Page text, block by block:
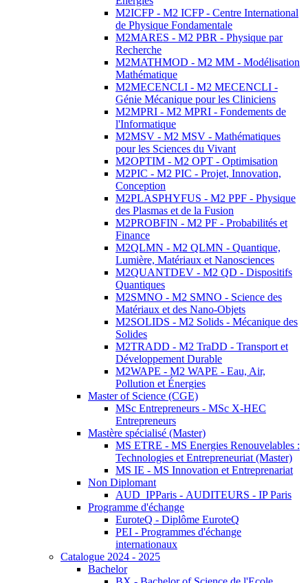
M2ICFP - M2 ICFP - Centre International
de Physique Fondamentale
M2MARES - M2 PBR - Physique par
Recherche
M2MATHMOD - M2 MM - Modélisation
Mathématique
M2MECENCLI - M2 MECENCLI -
Génie Mécanique pour les Cliniciens
M2MPRI - M2 MPRI - Fondements de
l'Informatique
M2MSV - M2 MSV - Mathématiques
pour les Sciences du Vivant
M2OPTIM - M2 OPT - Optimisation
M2PIC - M2 PIC - Projet, Innovation,
Conception
M2PLASPHYFUS - M2 PPF - Physique
des Plasmas et de la Fusion
M2PROBFIN - M2 PF - Probabilités et
Finance
M2QLMN - M2 QLMN - Quantique,
Lumière, Matériaux et Nanosciences
M2QUANTDEV - M2 QD - Dispositifs
Quantiques
M2SMNO - M2 SMNO - Science des
Matériaux et des Nano-Objets
M2SOLIDS - M2 Solids - Mécanique des
Solides
M2TRADD - M2 TraDD - Transport et
Développement Durable
M2WAPE - M2 WAPE - Eau, Air,
Pollution et Énergies
Master of Science (CGE)
MSc Entrepreneurs - MSc X-HEC
Entrepreneurs
Mastère spécialisé (Master)
MS ETRE - MS Energies Renouvelables :
Technologies et Entrepreneuriat (Master)
MS IE - MS Innovation et Entreprenariat
Non Diplomant
AUD_IPParis - AUDITEURS - IP Paris
Programme d'échange
EuroteQ - Diplôme EuroteQ
PEI - Programmes d'échange
internationaux
Catalogue 2024 - 2025
Bachelor